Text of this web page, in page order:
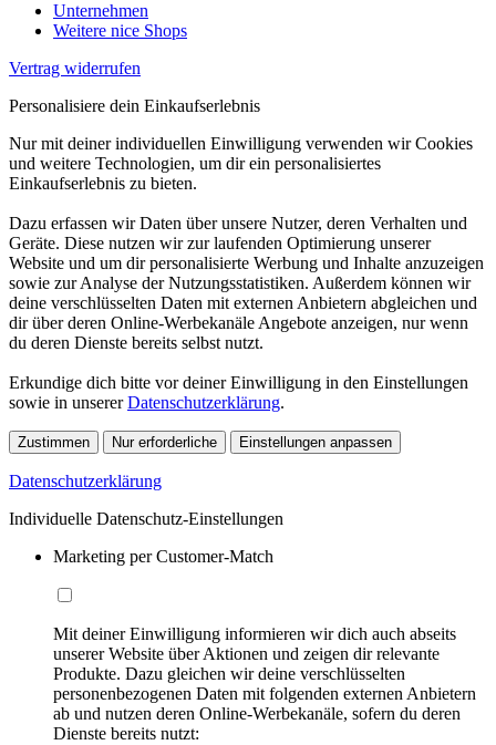
Unternehmen
Weitere nice Shops
Vertrag widerrufen
Personalisiere dein Einkaufserlebnis
Nur mit deiner individuellen Einwilligung verwenden wir Cookies
und weitere Technologien, um dir ein personalisiertes
Einkaufserlebnis zu bieten.
Dazu erfassen wir Daten über unsere Nutzer, deren Verhalten und
Geräte. Diese nutzen wir zur laufenden Optimierung unserer
Website und um dir personalisierte Werbung und Inhalte anzuzeigen
sowie zur Analyse der Nutzungsstatistiken. Außerdem können wir
deine verschlüsselten Daten mit externen Anbietern abgleichen und
dir über deren Online-Werbekanäle Angebote anzeigen, nur wenn
du deren Dienste bereits selbst nutzt.
Erkundige dich bitte vor deiner Einwilligung in den Einstellungen
sowie in unsererDatenschutzerklärung.
Zustimmen Nur erforderliche Einstellungen anpassen
Datenschutzerklärung
Individuelle Datenschutz-Einstellungen
Marketing per Customer-Match
Mit deiner Einwilligung informieren wir dich auch abseits
unserer Website über Aktionen und zeigen dir relevante
Produkte. Dazu gleichen wir deine verschlüsselten
personenbezogenen Daten mit folgenden externen Anbietern
ab und nutzen deren Online-Werbekanäle, sofern du deren
Dienste bereits nutzt: